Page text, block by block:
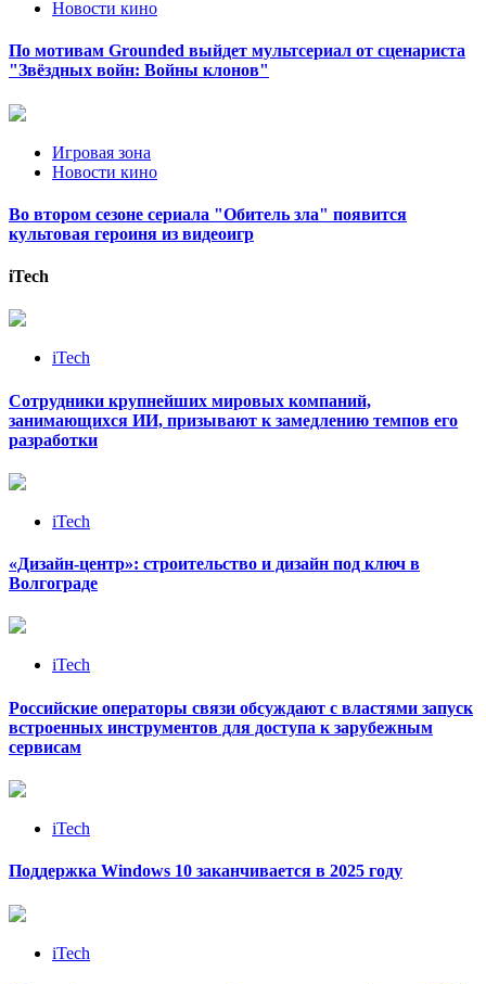
Новости кино
По мотивам Grounded выйдет мультсериал от сценариста
"Звёздных войн: Войны клонов"
Игровая зона
Новости кино
Во втором сезоне сериала "Обитель зла" появится
культовая героиня из видеоигр
iTech
iTech
Сотрудники крупнейших мировых компаний,
занимающихся ИИ, призывают к замедлению темпов его
разработки
iTech
«Дизайн‑центр»: строительство и дизайн под ключ в
Волгограде
iTech
Российские операторы связи обсуждают с властями запуск
встроенных инструментов для доступа к зарубежным
сервисам
iTech
Поддержка Windows 10 заканчивается в 2025 году
iTech